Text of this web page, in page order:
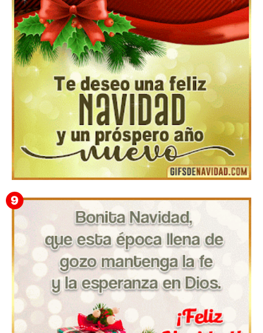
▷ Los Mejores Fondos de pantalla de feliz navidad
2022 📖
Te deseo una Feliz Navidad Marlene